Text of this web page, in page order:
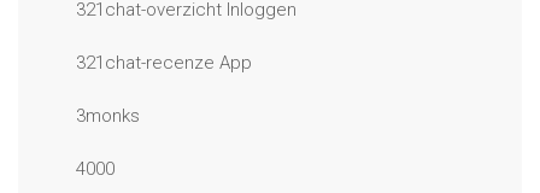
321chat-overzicht Inloggen
321chat-recenze App
3monks
4000